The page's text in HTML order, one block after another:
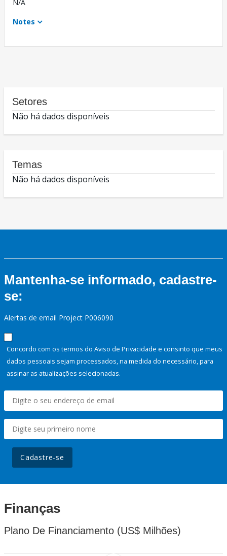
N/A
Notes
Setores
Não há dados disponíveis
Temas
Não há dados disponíveis
Mantenha-se informado, cadastre-
se:
Alertas de email Project P006090
Concordo com os termos do Aviso de Privacidade e consinto que meus
dados pessoais sejam processados, na medida do necessário, para
assinar as atualizações selecionadas.
Cadastre-se
Finanças
Plano De Financiamento (US$ Milhões)